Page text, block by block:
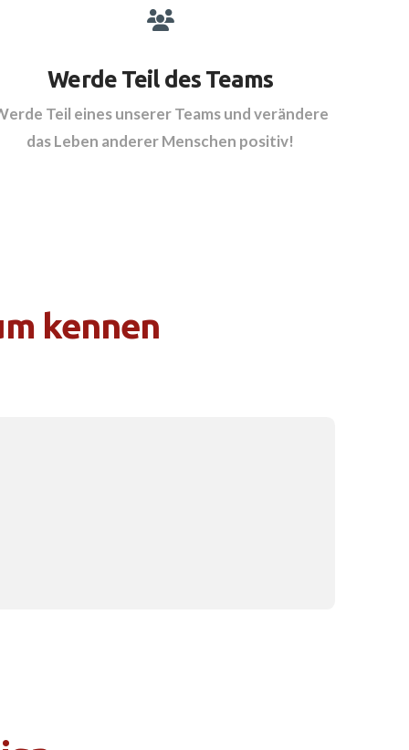
Werde Teil des Teams
Teil eines unserer Teams und verändere
das Leben anderer Menschen positiv!
kennen